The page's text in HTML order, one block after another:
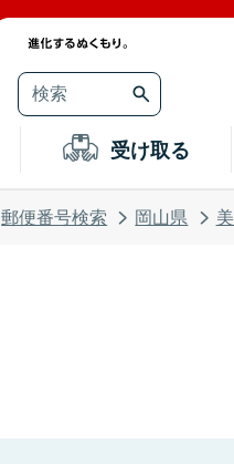
受け取る
郵便番号検索 岡山県